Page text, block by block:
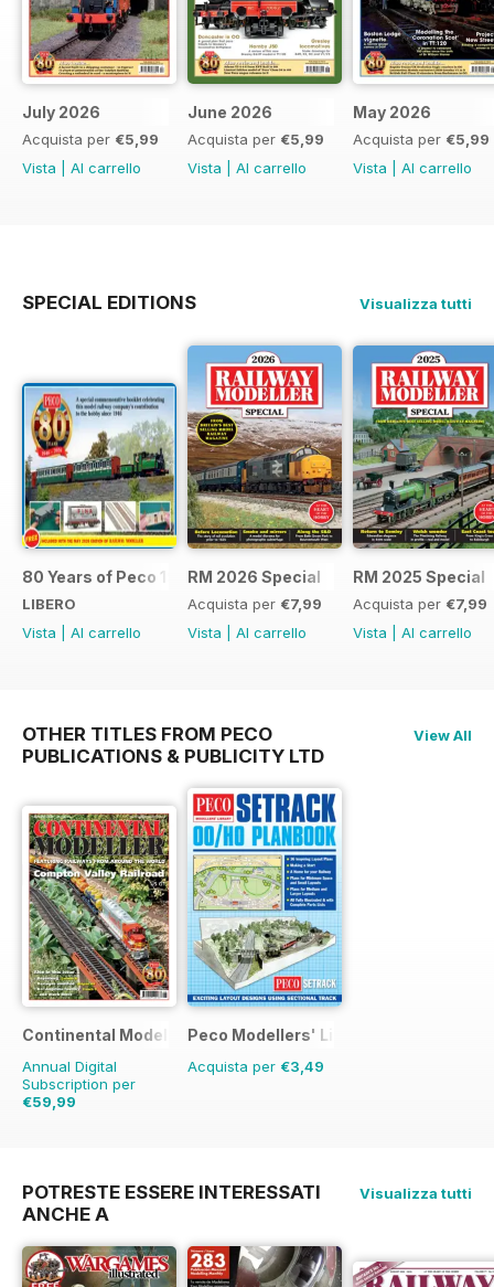
July 2026
Acquista per €5,99
Vista
Al carrello
June 2026
Acquista per €5,99
Vista
Al carrello
May 2026
Acquista per €5,99
Vista
Al carrello
SPECIAL EDITIONS Visualizza tutti
80 Years of Peco 1946 - 2026
LIBERO
Vista
Al carrello
RM 2026 Special
Acquista per €7,99
Vista
Al carrello
RM 2025 Special
Acquista per €7,99
Vista
Al carrello
OTHER TITLES FROM PECO
PUBLICATIONS & PUBLICITY LTD
View All
Continental Modeller
Annual Digital
Subscription per
€59,99
Peco Modellers' Library
Acquista per €3,49
POTRESTE ESSERE INTERESSATI
ANCHE A
Visualizza tutti